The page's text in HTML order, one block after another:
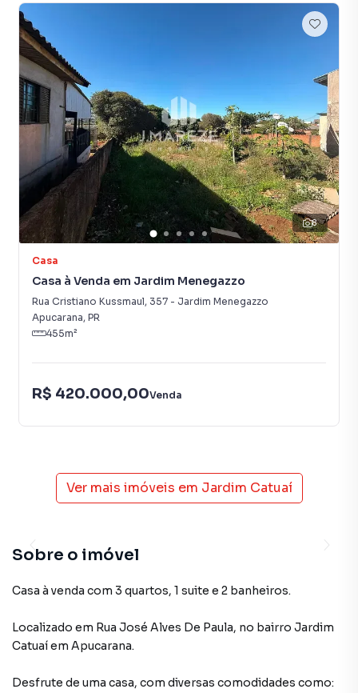
8
Casa
Casa à Venda em Jardim Menegazzo
Rua Cristiano Kussmaul, 357 - Jardim Menegazzo
Apucarana, PR
455m²
R$ 420.000,00Venda
Ver mais imóveis em Jardim Catuaí
Sobre o imóvel
Casa à venda com 3 quartos, 1 suite e 2 banheiros.
Localizado em Rua José Alves De Paula, no bairro Jardim
Catuaíem Apucarana.
Desfrute de uma casa, com diversas comodidades como: